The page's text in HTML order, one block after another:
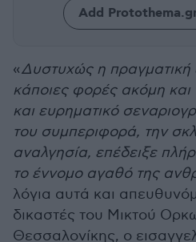
Add
«Δυστυχώς η πραγματική
κάποιες φορές ακόμη
και ευρηματικό
του συμπεριφορά, την
αναλγησία, επέδειξε
το έννομο αγαθό της
λόγια αυτά και
δικαστές του Μικτού
Θεσσαλονίκης, ο